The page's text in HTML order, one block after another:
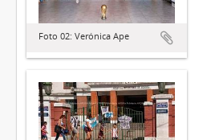
Foto 02: Verónica Ape